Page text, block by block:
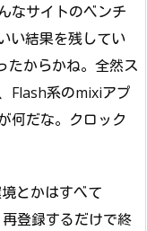
なサイトのベンチ
い結果を残してい
たからかね。全然ス
Flash系のmixiアプ
何だな。クロック
とかはすべて
登録するだけで終